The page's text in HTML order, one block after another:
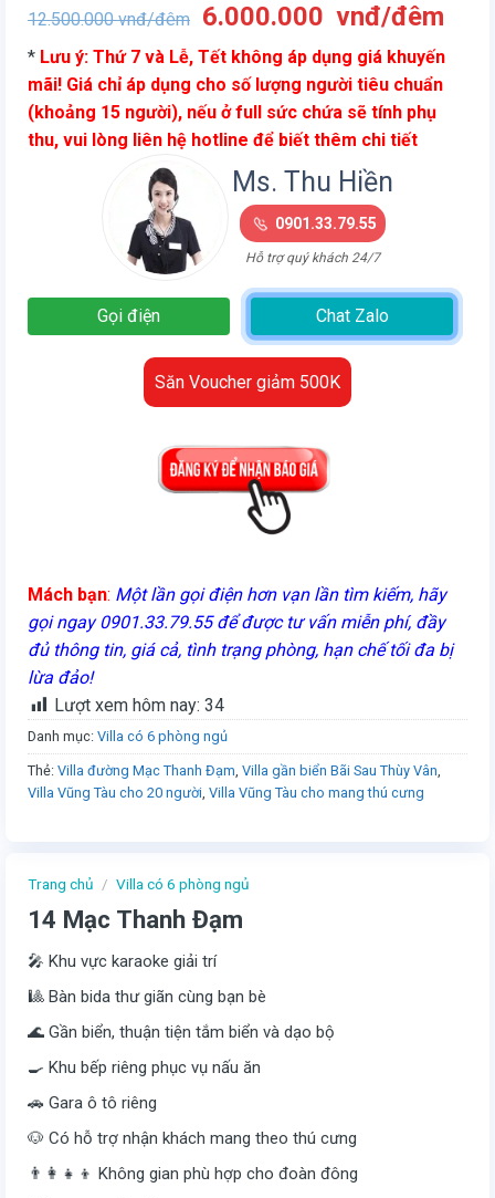
Trang chủ / Villa có 6 phòng ngủ
14 Mạc Thanh Đạm
🎤 Khu vực karaoke giải trí
🎱 Bàn bida thư giãn cùng bạn bè
🌊 Gần biển, thuận tiện tắm biển và dạo bộ
🍳 Khu bếp riêng phục vụ nấu ăn
🚗 Gara ô tô riêng
🐶 Có hỗ trợ nhận khách mang theo thú cưng
👨‍👩‍👧‍👦 Không gian phù hợp cho đoàn đông
12.500.000vnđ/đêm
Giá
gốc
là:
12.500.000
vnđ/
đêm.
6.000.000 vnđ/đêmGiá
tại
là:
* Lưu ý: Thứ 7 và Lễ, Tết không áp dụng giá khuyến
mãi! Giá chỉ áp dụng cho số lượng người tiêu chuẩn
(khoảng 15 người), nếu ở full sức chứa sẽ tính phụ
thu, vui lòng liên hệ hotline để biết thêm chi tiết
Ms. Thu Hiền
0901.33.79.55
Hỗ trợ quý khách 24/7
Gọi điện Chat Zalo
Săn Voucher giảm 500K
Mách bạn: Một lần gọi điện hơn vạn lần tìm kiếm, hãy
gọi ngay 0901.33.79.55 để được tư vấn miễn phí, đầy
đủ thông tin, giá cả, tình trạng phòng, hạn chế tối đa bị
lừa đảo!
Lượt xem hôm nay: 34
Danh mục: Villa có 6 phòng ngủ
Thẻ: Villa đường Mạc Thanh Đạm Villa gần biển Bãi Sau Thùy Vân
Villa Vũng Tàu cho 20 người Villa Vũng Tàu cho mang thú cưng